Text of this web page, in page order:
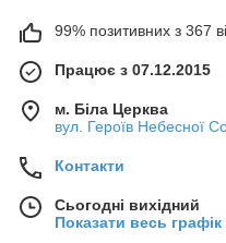
99% позитивних з 367
Працює з 07.12.2015
м. Біла Церква
вул. Героїв Небесної
Контакти
Сьогодні вихідний
Показати весь